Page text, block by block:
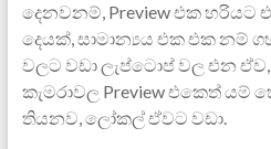
දෙනවනම්, Preview එක
දෙයක්, සාමාන්‍යය එක එක නම්
වලට වඩා ලැප්ටොප් වල එන
කැමරාවල Preview එකෙත් යම්
තියනව, ලෝකල් ඒව‍ට වඩා.